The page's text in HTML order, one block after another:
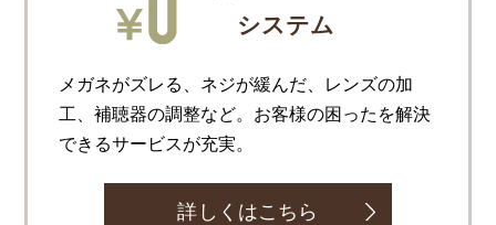
システム
メガネがズレる、ネジが緩んだ、レンズの加
工、補聴器の調整など。お客様の困ったを解決
できるサービスが充実。
詳しくはこちら